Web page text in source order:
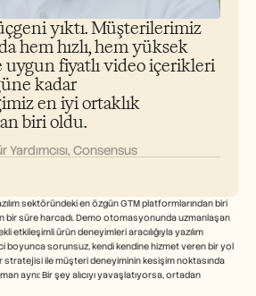
yıktı. Müşterilerimiz
hem hızlı, hem yüksek
fiyatlı video içerikleri
kadar
en iyi ortaklık
biri oldu.
Yardımcısı, Consensus
sektöründeki en özgün GTM platformlarından biri
bir süre harcadı. Demo otomasyonunda uzmanlaşan
etkileşimli ürün deneyimleri aracılığıyla yazılım
boyunca sorunsuz, kendi kendine hizmet veren bir yol
stratejisi ile müşteri deneyiminin kesişim noktasında
aynı: Bir şey alıcıyı yavaşlatıyorsa, ortadan